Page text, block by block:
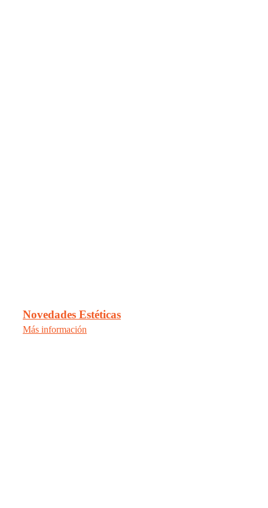
Novedades Estéticas
Más información